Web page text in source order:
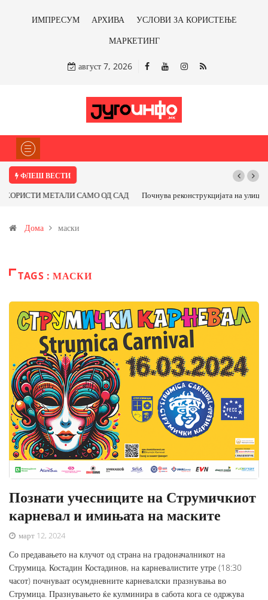
ИМПРЕСУМ АРХИВА
УСЛОВИ ЗА КОРИСТЕЊЕ
МАРКЕТИНГ
август 7, 2026
ФЛЕШ ВЕСТИ
Почнува реконструкцијата на улицата „5-ти Ноември“ во Струмица
Дома маски
TAGS : МАСКИ
Познати учесниците на Струмичкиот
карневал и имињата на маските
март 12, 2024
Со предавањето на клучот од страна на градоначалникот на
Струмица, Костадин Костадинов, на карневалистите утре (18:30
часот) почнуваат осумдневните карневалски празнувања во
Струмица. Празнувањето ќе кулминира в сабота кога се одржува